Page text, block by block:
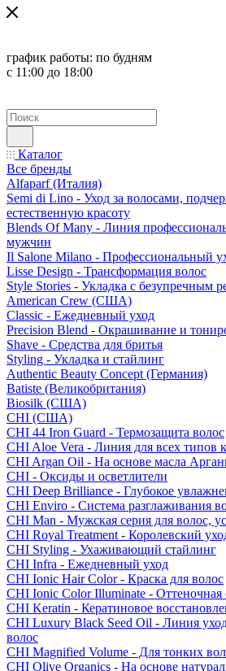
график работы: по будням
с 11:00 до 18:00
Каталог
Все бренды
Alfaparf (Италия)
Semi di Lino - Уход за волосами,
естественную красоту
Blends Of Many - Линия
мужчин
Il Salone Milano - Профессиональный
Lisse Design - Трансформация волос
Style Stories - Укладка с безупречным
American Crew (США)
Classic - Ежедневный уход
Precision Blend - Окрашивание и
Shave - Средства для бритья
Styling - Укладка и стайлинг
Authentic Beauty Concept (Германия)
Batiste (Великобритания)
Biosilk (США)
CHI (США)
CHI 44 Iron Guard - Термозащита волос
CHI Aloe Vera - Линия для всех типов
CHI Argan Oil - На основе масла
CHI - Оксиды и осветлители
CHI Deep Brilliance - Глубокое
CHI Enviro - Система разглаживания
CHI Man - Мужская серия для волос,
CHI Royal Treatment - Королевский
CHI Styling - Ухаживающий стайлинг
CHI Infra - Ежедневный уход
CHI Ionic Hair Color - Краска для волос
CHI Ionic Color Illuminate - Оттеночная
CHI Keratin - Кератиновое
CHI Luxury Black Seed Oil - Линия
волос
CHI Magnified Volume - Для тонких
CHI Olive Organics - На основе